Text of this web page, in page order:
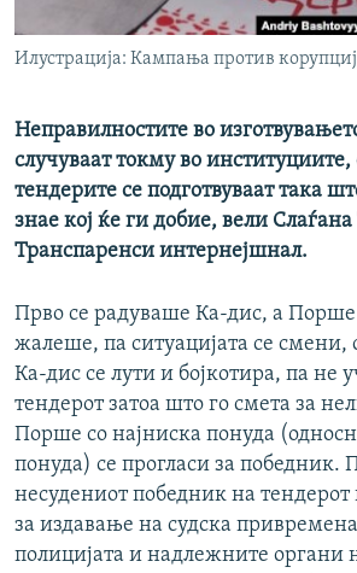
Илустрација: Кампања против
Неправилностите во
случуваат токму во институциите,
тендерите се подготвуваат така
знае кој ќе ги добие, вели Слаѓана
Транспаренси интернејшнал.
Прво се радуваше Ка-дис, а
жалеше, па ситуацијата се смени,
Ка-дис се лути и бојкотира, па не
тендерот затоа што го смета за
Порше со најниска понуда
понуда) се прогласи за победник.
несудениот победник на
за издавање на судска
полицијата и надлежните органи